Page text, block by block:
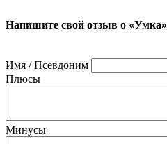
Напишите свой отзыв о «Умка»
Имя / Псевдоним
Плюсы
Минусы